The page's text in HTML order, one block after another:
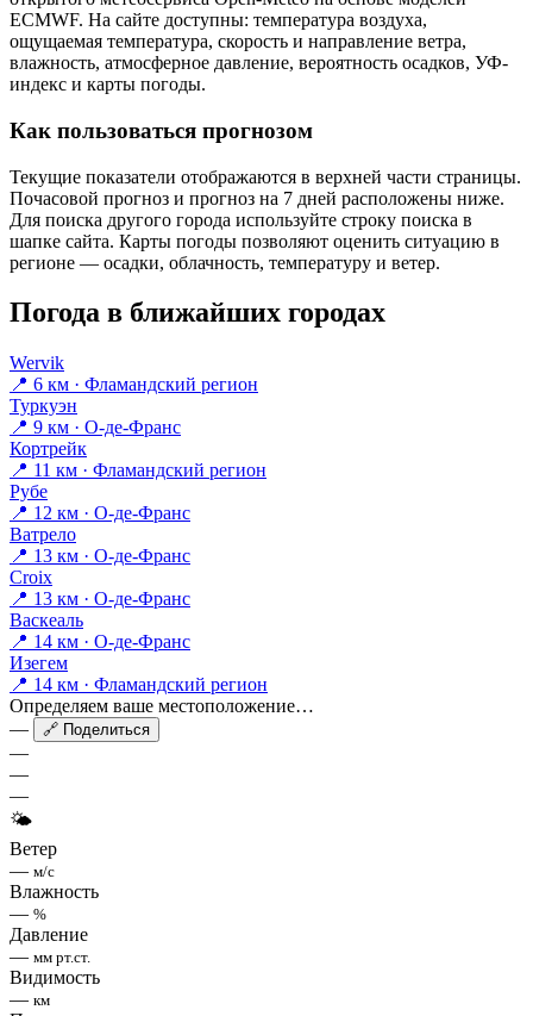
ECMWF. На сайте доступны: температура воздуха,
ощущаемая температура, скорость и направление ветра,
влажность, атмосферное давление, вероятность осадков, УФ-
индекс и карты погоды.
Как пользоваться прогнозом
Текущие показатели отображаются в верхней части страницы.
Почасовой прогноз и прогноз на 7 дней расположены ниже.
Для поиска другого города используйте строку поиска в
шапке сайта. Карты погоды позволяют оценить ситуацию в
регионе — осадки, облачность, температуру и ветер.
Погода в ближайших городах
Wervik
📍 6 км · Фламандский регион
Туркуэн
📍 9 км · О-де-Франс
Кортрейк
📍 11 км · Фламандский регион
Рубе
📍 12 км · О-де-Франс
Ватрело
📍 13 км · О-де-Франс
Croix
📍 13 км · О-де-Франс
Васкеаль
📍 14 км · О-де-Франс
Изегем
📍 14 км · Фламандский регион
Определяем ваше местоположение…
—
🔗 Поделиться
—
—
—
🌤
Ветер
— м/с
Влажность
— %
Давление
— мм рт.ст.
Видимость
— км